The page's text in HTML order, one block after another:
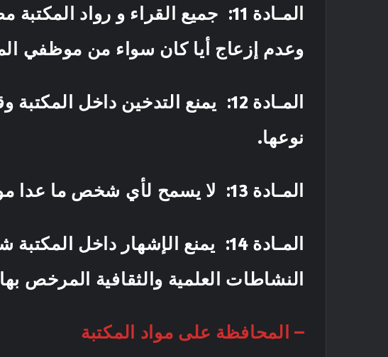
المـادة 11
: جميع القراء و رواد المكتبة
وعدم إزعاج أيا كان سواء من موظفي
المـادة 12
: يمنع التدخين داخل المكتبة
نوعها.
المـادة 13 : لا يسمح لأي شخص ما عدا
المـادة 14
: يمنع الإشهار داخل المكتبة
النشاطات العلمية
– المحافظة على مواد المكتبة